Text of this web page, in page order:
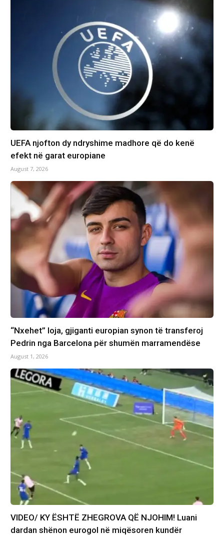
UEFA njofton dy ndryshime madhore që do kenë
efekt në garat europiane
August 7, 2026
“Nxehet” loja, gjiganti europian synon të transferoj
Pedrin nga Barcelona për shumën marramendëse
August 1, 2026
VIDEO/ KY ËSHTË ZHEGROVA QË NJOHIM! Luani
dardan shënon eurogol në miqësoren kundër